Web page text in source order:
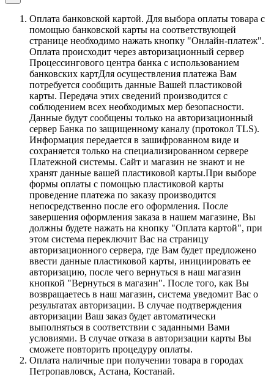
Оплата банковской картой. Для выбора оплаты товара с
помощью банковской карты на соответствующей
странице необходимо нажать кнопку "Онлайн-платеж".
Оплата происходит через авторизационный сервер
Процессингового центра банка с использованием
банковских картДля осуществления платежа Вам
потребуется сообщить данные Вашей пластиковой
карты. Передача этих сведений производится с
соблюдением всех необходимых мер безопасности.
Данные будут сообщены только на авторизационный
сервер Банка по защищенному каналу (протокол TLS).
Информация передается в зашифрованном виде и
сохраняется только на специализированном сервере
Платежной системы. Сайт и магазин не знают и не
хранят данные вашей пластиковой карты.При выборе
формы оплаты с помощью пластиковой карты
проведение платежа по заказу производится
непосредственно после его оформления. После
завершения оформления заказа в нашем магазине, Вы
должны будете нажать на кнопку "Оплата картой", при
этом система переключит Вас на страницу
авторизационного сервера, где Вам будет предложено
ввести данные пластиковой карты, инициировать ее
авторизацию, после чего вернуться в наш магазин
кнопкой "Вернуться в магазин". После того, как Вы
возвращаетесь в наш магазин, система уведомит Вас о
результатах авторизации. В случае подтверждения
авторизации Ваш заказ будет автоматически
выполняться в соответствии с заданными Вами
условиями. В случае отказа в авторизации карты Вы
сможете повторить процедуру оплаты.
Оплата наличные при получении товара в городах
Петропавловск, Астана, Костанай.